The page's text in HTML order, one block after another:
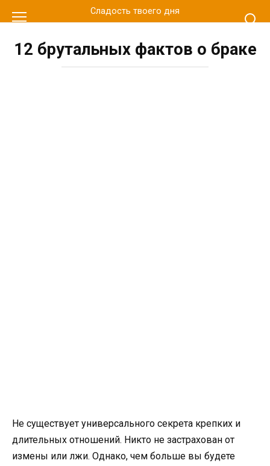
к
Сладость твоего дня
12 брутальных фактов о браке
Не существует универсального секрета крепких и
длительных отношений. Никто не застрахован от
измены или лжи. Однако, чем больше вы будете